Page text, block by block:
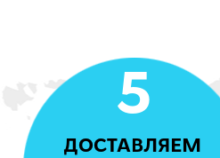
5
ДОСТАВЛЯЕМ